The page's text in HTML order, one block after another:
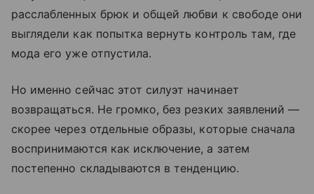
расслабленных брюк и общей любви к свободе они
выглядели как попытка вернуть контроль там, где
мода его уже отпустила.
Но именно сейчас этот силуэт начинает
возвращаться. Не громко, без резких заявлений —
скорее через отдельные образы, которые сначала
воспринимаются как исключение, а затем
постепенно складываются в тенденцию.